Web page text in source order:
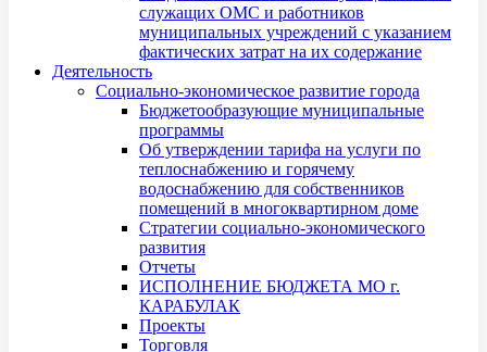
служащих ОМС и работников
муниципальных учреждений с указанием
фактических затрат на их содержание
Деятельность
Социально-экономическое развитие города
Бюджетообразующие муниципальные
программы
Об утверждении тарифа на услуги по
теплоснабжению и горячему
водоснабжению для собственников
помещений в многоквартирном доме
Стратегии социально-экономического
развития
Отчеты
ИСПОЛНЕНИЕ БЮДЖЕТА МО г.
КАРАБУЛАК
Проекты
Торговля